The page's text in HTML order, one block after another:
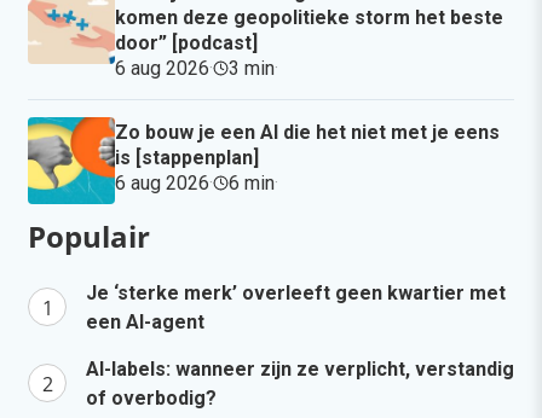
komen deze geopolitieke storm het beste
door” [podcast]
6 aug 2026· 3 min·
Zo bouw je een AI die het niet met je eens
is [stappenplan]
6 aug 2026· 6 min·
Populair
Je ‘sterke merk’ overleeft geen kwartier met
een AI-agent
AI-labels: wanneer zijn ze verplicht, verstandig
of overbodig?